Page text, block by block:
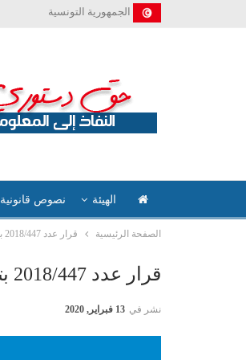
الجمهورية التونسية
الهيئة نصوص قانونية
الصفحة الرئيسية قرار عدد 2018/447 بتاريخ 2019/06/27
قرار عدد 2018/447 بتاريخ 2019/06/27
نشر في 13 فبراير, 2020